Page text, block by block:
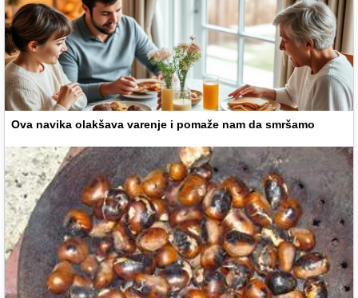
Ova navika olakšava varenje i pomaže nam da smršamo